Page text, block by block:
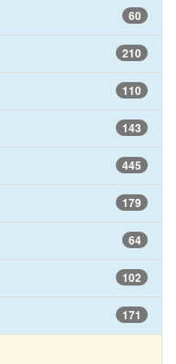
60
210
110
143
445
179
64
102
171